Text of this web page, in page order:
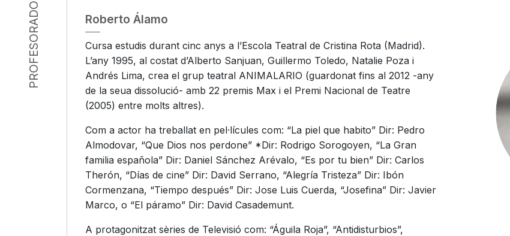
PROFESORADO Roberto Álamo
Cursa estudis durant cinc anys a l’Escola Teatral de Cristina Rota (Madrid).
L’any 1995, al costat d’Alberto Sanjuan, Guillermo Toledo, Natalie Poza i
Andrés Lima, crea el grup teatral ANIMALARIO (guardonat fins al 2012 -any
de la seua dissolució- amb 22 premis Max i el Premi Nacional de Teatre
(2005) entre molts altres).
Com a actor ha treballat en pel·lícules com: “La piel que habito” Dir: Pedro
Almodovar, “Que Dios nos perdone” *Dir: Rodrigo Sorogoyen, “La Gran
familia española” Dir: Daniel Sánchez Arévalo, “Es por tu bien” Dir: Carlos
Therón, “Días de cine” Dir: David Serrano, “Alegría Tristeza” Dir: Ibón
Cormenzana, “Tiempo después” Dir: Jose Luis Cuerda, “Josefina” Dir: Javier
Marco, o “El páramo” Dir: David Casademunt.
A protagonitzat sèries de Televisió com: “Águila Roja”, “Antidisturbios”,